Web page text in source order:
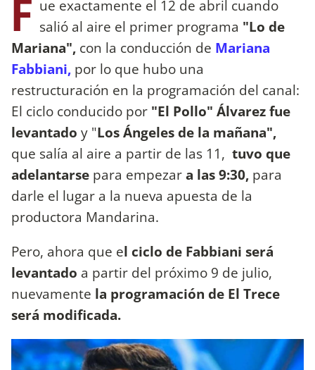
F ue exactamente el 12 de abril cuando
salió al aire el primer programa "Lo de
Mariana", con la conducción de Mariana
Fabbiani, por lo que hubo una
restructuración en la programación del canal:
El ciclo conducido por "El Pollo" Álvarez fue
levantado y "Los Ángeles de la mañana",
que salía al aire a partir de las 11, tuvo que
adelantarse para empezara las 9:30, para
darle el lugar a la nueva apuesta de la
productora Mandarina.
Pero, ahora que el ciclo de Fabbiani será
levantado a partir del próximo 9 de julio,
nuevamente la programación de El Trece
será modificada.